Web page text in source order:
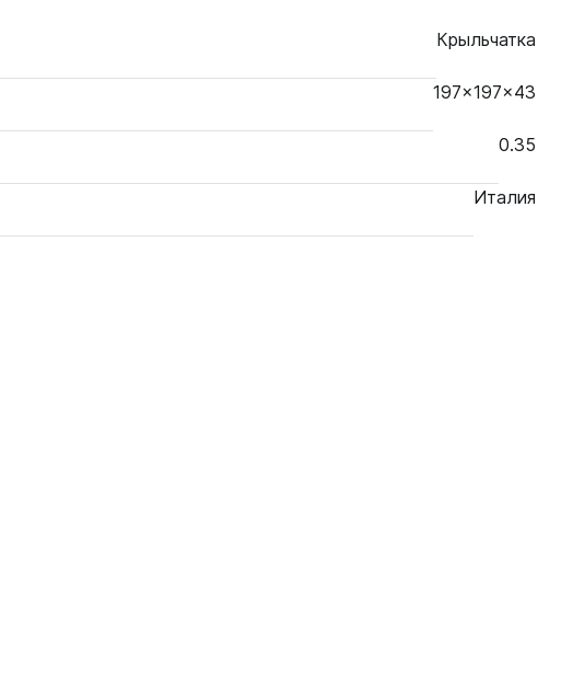
Крыльчатка
197x197x43
0.35
Италия